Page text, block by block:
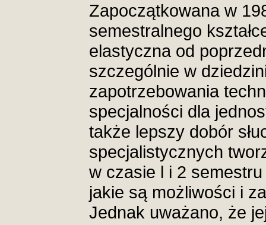
Zapoczątkowana w
semestralnego
elastyczna od
szczególnie w
zapotrzebowania
specjalności dla
także lepszy dobór
specjalistycznych
w czasie l i 2
jakie są możliwości i
Jednak uważano, że